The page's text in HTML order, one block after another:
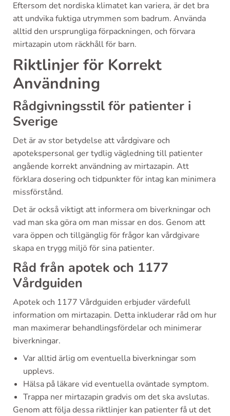
Eftersom det nordiska klimatet kan variera, är det bra
att undvika fuktiga utrymmen som badrum. Använda
alltid den ursprungliga förpackningen, och förvara
mirtazapin utom räckhåll för barn.
Riktlinjer för Korrekt
Användning
Rådgivningsstil för patienter i
Sverige
Det är av stor betydelse att vårdgivare och
apotekspersonal ger tydlig vägledning till patienter
angående korrekt användning av mirtazapin. Att
förklara dosering och tidpunkter för intag kan minimera
missförstånd.
Det är också viktigt att informera om biverkningar och
vad man ska göra om man missar en dos. Genom att
vara öppen och tillgänglig för frågor kan vårdgivare
skapa en trygg miljö för sina patienter.
Råd från apotek och 1177
Vårdguiden
Apotek och 1177 Vårdguiden erbjuder värdefull
information om mirtazapin. Detta inkluderar råd om hur
man maximerar behandlingsfördelar och minimerar
biverkningar.
Var alltid ärlig om eventuella biverkningar som
upplevs.
Hälsa på läkare vid eventuella oväntade symptom.
Trappa ner mirtazapin gradvis om det ska avslutas.
Genom att följa dessa riktlinjer kan patienter få ut det